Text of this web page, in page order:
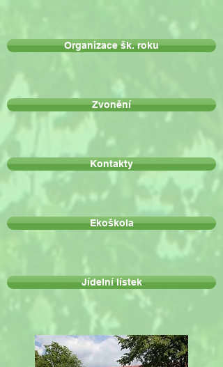
Organizace šk. roku
Zvonění
Kontakty
Ekoškola
Jídelní lístek